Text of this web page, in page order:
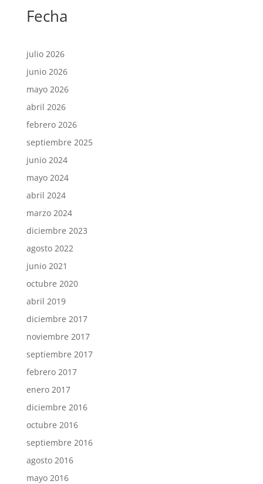
Fecha
julio 2026
junio 2026
mayo 2026
abril 2026
febrero 2026
septiembre 2025
junio 2024
mayo 2024
abril 2024
marzo 2024
diciembre 2023
agosto 2022
junio 2021
octubre 2020
abril 2019
diciembre 2017
noviembre 2017
septiembre 2017
febrero 2017
enero 2017
diciembre 2016
octubre 2016
septiembre 2016
agosto 2016
mayo 2016